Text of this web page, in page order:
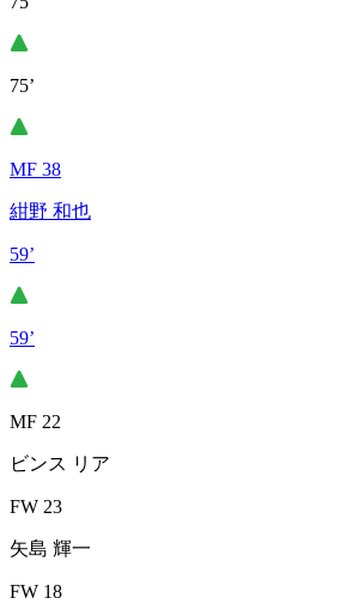
75’
MF 38
紺野 和也
59’
59’
MF 22
ビンス リア
FW 23
矢島 輝一
FW 18